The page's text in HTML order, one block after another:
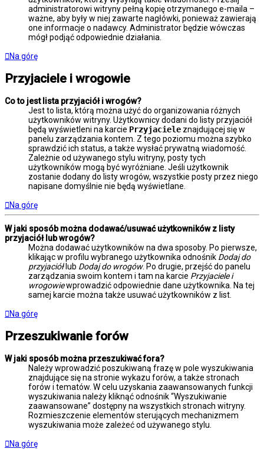
administratorowi witryny pełną kopię otrzymanego e-maila –
ważne, aby były w niej zawarte nagłówki, ponieważ zawierają
one informacje o nadawcy. Administrator będzie wówczas
mógł podjąć odpowiednie działania.
Na górę
Przyjaciele i wrogowie
Co to jest lista przyjaciół i wrogów?
Jest to lista, którą można użyć do organizowania różnych
użytkowników witryny. Użytkownicy dodani do listy przyjaciół
będą wyświetleni na karcie Przyjaciele znajdującej się w
panelu zarządzania kontem. Z tego poziomu można szybko
sprawdzić ich status, a także wysłać prywatną wiadomość.
Zależnie od używanego stylu witryny, posty tych
użytkowników mogą być wyróżniane. Jeśli użytkownik
zostanie dodany do listy wrogów, wszystkie posty przez niego
napisane domyślnie nie będą wyświetlane.
Na górę
W jaki sposób można dodawać/usuwać użytkowników z listy
przyjaciół lub wrogów?
Można dodawać użytkowników na dwa sposoby. Po pierwsze,
klikając w profilu wybranego użytkownika odnośnik Dodaj do
przyjaciółlub Dodaj do wrogów. Po drugie, przejść do panelu
zarządzania swoim kontem i tam na karcie Przyjaciele i
wrogowiewprowadzić odpowiednie dane użytkownika. Na tej
samej karcie można także usuwać użytkowników z list.
Na górę
Przeszukiwanie forów
W jaki sposób można przeszukiwać fora?
Należy wprowadzić poszukiwaną frazę w pole wyszukiwania
znajdujące się na stronie wykazu forów, a także stronach
forów i tematów. W celu uzyskania zaawansowanych funkcji
wyszukiwania należy kliknąć odnośnik “Wyszukiwanie
zaawansowane” dostępny na wszystkich stronach witryny.
Rozmieszczenie elementów sterujących mechanizmem
wyszukiwania może zależeć od używanego stylu.
Na górę